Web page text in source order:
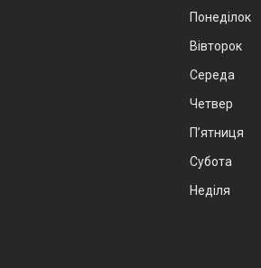
Понеділок
Вівторок
Середа
Четвер
Пʼятниця
Субота
Неділя